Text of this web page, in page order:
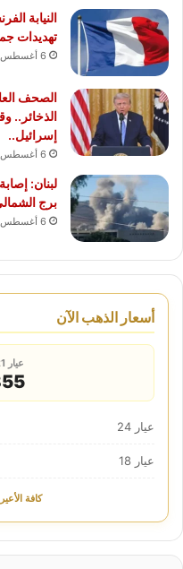
النيابة
تهديدات
6 أغسطس، 2026
الصحف
إسرائيل..
6 أغسطس، 2026
برج
6 أغسطس، 2026
أسعار الذهب الآن
عيار 21 (الأكثر مبيعاً)
عيار 24
عيار 18
كافة